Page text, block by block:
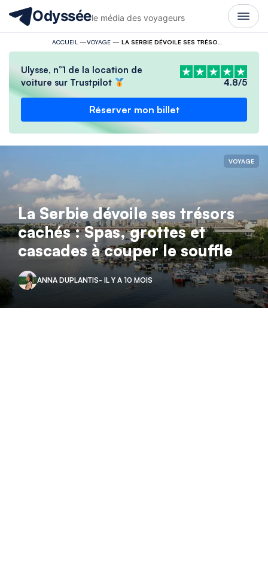
Odysséele média des voyageurs
ACCUEIL —VOYAGE—
Ulysse, n°1 de la location de
voiture sur Trustpilot
4.8/5
Réserver mon billet
VOYAGE
La Serbie dévoile ses trésors
cachés : Spas, grottes et
cascades à couper le souffle
ANNA DUPLANTIS- IL Y A 10 MOIS